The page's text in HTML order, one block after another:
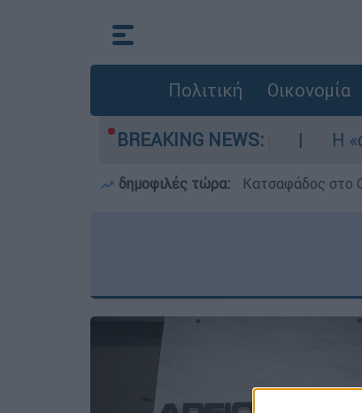
Πολιτική Οικονομία
BREAKING NEWS:
τρία αεροσκάφη Η
δημοφιλές τώρα: Κατσαφάδος στο